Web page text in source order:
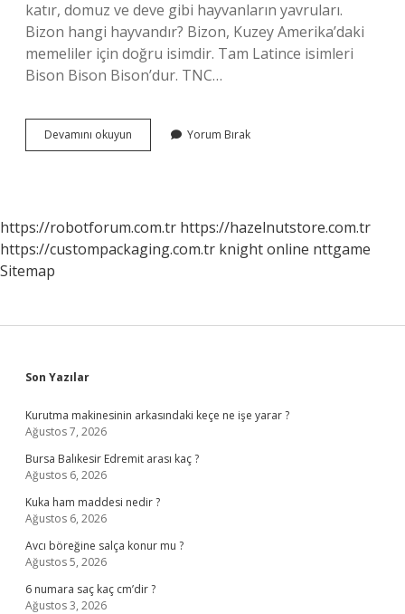
katır, domuz ve deve gibi hayvanların yavruları.
Bizon hangi hayvandır? Bizon, Kuzey Amerika’daki
memeliler için doğru isimdir. Tam Latince isimleri
Bison Bison Bison’dur. TNC…
Devamını okuyun
Yavrusuna
Yorum Bırak
https://robotforum.com.tr https://hazelnutstore.com.tr
https://custompackaging.com.tr knight online nttgame
Sitemap
Sidebar
Son Yazılar
Kurutma makinesinin arkasındaki keçe ne işe yarar ?
Ağustos 7, 2026
Bursa Balıkesir Edremit arası kaç ?
Ağustos 6, 2026
Kuka ham maddesi nedir ?
Ağustos 6, 2026
Avcı böreğine salça konur mu ?
Ağustos 5, 2026
6 numara saç kaç cm’dir ?
Ağustos 3, 2026